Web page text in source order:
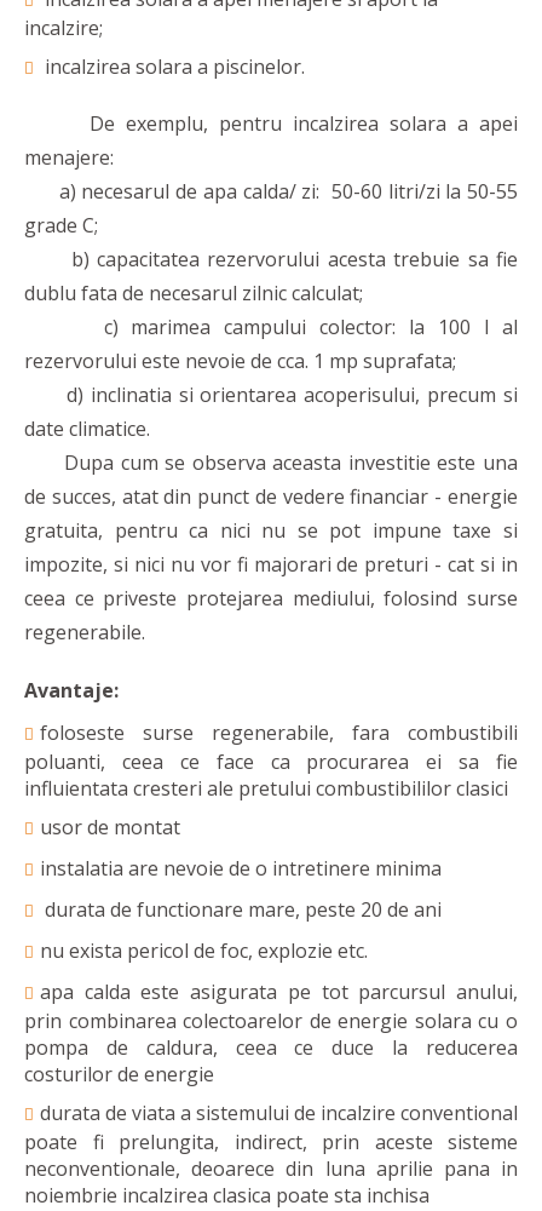
incalzire;
incalzirea solara a piscinelor.
De exemplu, pentru incalzirea solara a apei
menajere:
a) necesarul de apa calda/ zi: 50-60 litri/zi la 50-55
grade C;
b) capacitatea rezervorului acesta trebuie sa fie
dublu fata de necesarul zilnic calculat;
c) marimea campului colector: la 100 l al
rezervorului este nevoie de cca. 1 mp suprafata;
d) inclinatia si orientarea acoperisului, precum si
date climatice.
Dupa cum se observa aceasta investitie este una
de succes, atat din punct de vedere financiar - energie
gratuita, pentru ca nici nu se pot impune taxe si
impozite, si nici nu vor fi majorari de preturi - cat si in
ceea ce priveste protejarea mediului, folosind surse
regenerabile.
Avantaje:
foloseste surse regenerabile, fara combustibili
poluanti, ceea ce face ca procurarea ei sa fie
influientata cresteri ale pretului combustibililor clasici
usor de montat
instalatia are nevoie de o intretinere minima
durata de functionare mare, peste 20 de ani
nu exista pericol de foc, explozie etc.
apa calda este asigurata pe tot parcursul anului,
prin combinarea colectoarelor de energie solara cu o
pompa de caldura, ceea ce duce la reducerea
costurilor de energie
durata de viata a sistemului de incalzire conventional
poate fi prelungita, indirect, prin aceste sisteme
neconventionale, deoarece din luna aprilie pana in
noiembrie incalzirea clasica poate sta inchisa